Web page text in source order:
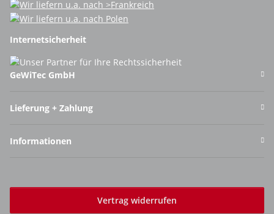
Internetsicherheit
GeWiTec GmbH
Lieferung + Zahlung
Informationen
Vertrag widerrufen